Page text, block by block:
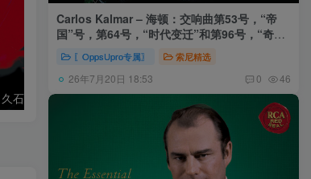
久石让,Music Future Band – 久石让指挥极简音乐 – 音乐未来 VI (2.8MHz DSD)
Carlos Kalmar – 海顿：交响曲第53号，“帝
国”号，第64号，“时代变迁”和第96号，“奇迹”
号 (俄勒冈交响乐团，卡尔玛)
〖OppsUpro专属〗 索尼精选
26年7月20日 18:53 0 46